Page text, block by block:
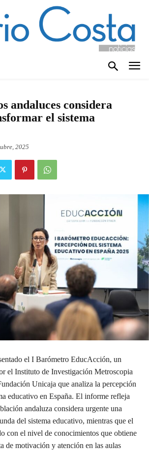
andaluces considera
el sistema
2025
el I Barómetro EducAcción, un
el Instituto de Investigación Metroscopia
Unicaja que analiza la percepción
educativo en España. El informe refleja
andaluza considera urgente una
del sistema educativo, mientras que el
con el nivel de conocimientos que obtiene
de motivación y atención en las aulas